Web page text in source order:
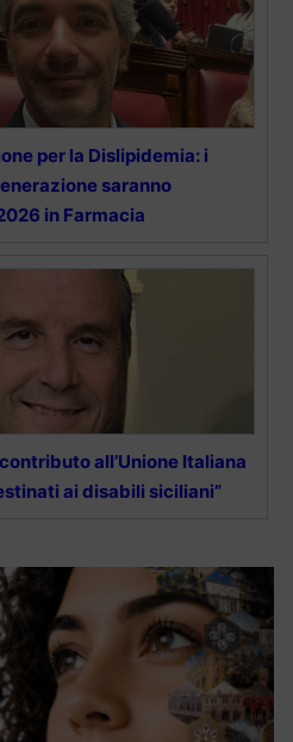
per la Dislipidemia: i
saranno
in Farmacia
all’Unione Italiana
ai disabili siciliani”